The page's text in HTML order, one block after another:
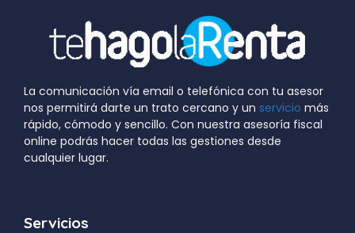
La comunicación vía email o telefónica con tu asesor
nos permitirá darte un trato cercano y un servicio más
rápido, cómodo y sencillo. Con nuestra asesoría fiscal
online podrás hacer todas las gestiones desde
cualquier lugar.
Servicios